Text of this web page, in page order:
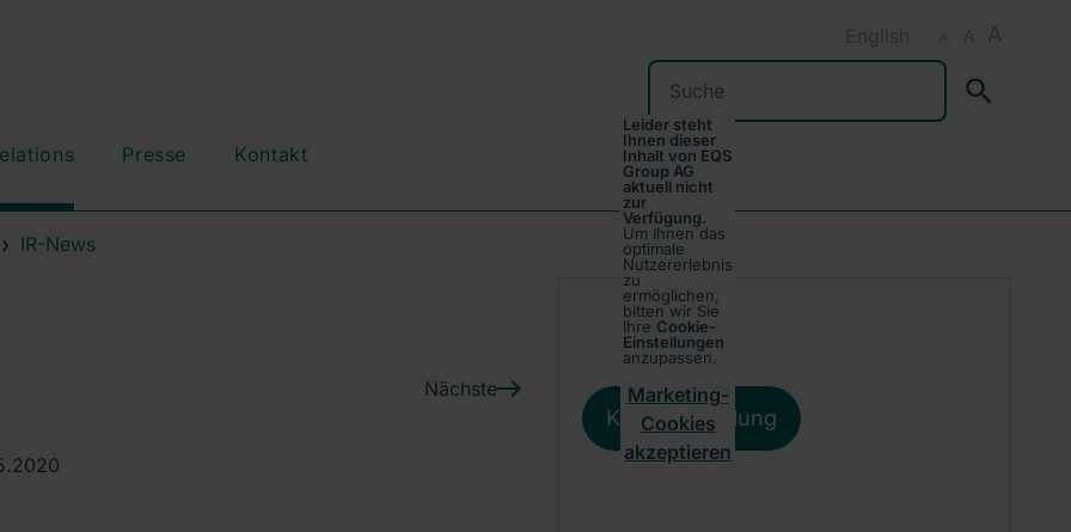
A A A
English
Suchen
Presse Kontakt
IR-News
Nächste
Leider steht
Ihnen dieser
Inhalt von EQS
Group AG
aktuell nicht
zur
Verfügung.
Um Ihnen das
optimale
Nutzererlebnis
zu
ermöglichen,
bitten wir Sie
Ihre Cookie-
Einstellungen
anzupassen.
Marketing-
Cookies
akzeptieren
Kursentwicklung